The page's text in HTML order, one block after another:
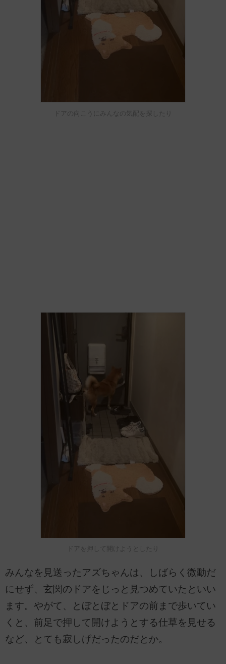
ドアの向こうにみんなの気配を探したり
ドアを押して開けようとしたり
みんなを見送ったアズちゃんは、しばらく微動だ
にせず、玄関のドアをじっと見つめていたといい
ます。やがて、とぼとぼとドアの前まで歩いてい
くと、前足で押して開けようとする仕草を見せる
など、とても寂しげだったのだとか。